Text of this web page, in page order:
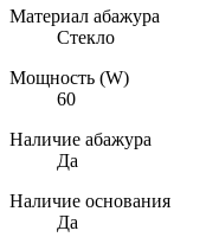
Материал абажура
Стекло
Мощность (W)
60
Наличие абажура
Да
Наличие основания
Да